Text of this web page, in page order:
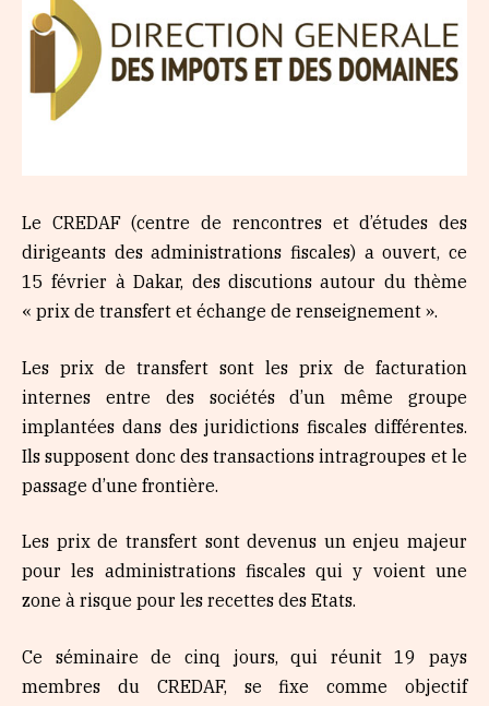
Le CREDAF (centre de rencontres et d’études des
dirigeants des administrations fiscales) a ouvert, ce
15 février à Dakar, des discutions autour du thème
« prix de transfert et échange de renseignement ».
Les prix de transfert sont les prix de facturation
internes entre des sociétés d’un même groupe
implantées dans des juridictions fiscales différentes.
Ils supposent donc des transactions intragroupes et le
passage d’une frontière.
Les prix de transfert sont devenus un enjeu majeur
pour les administrations fiscales qui y voient une
zone à risque pour les recettes des Etats.
Ce séminaire de cinq jours, qui réunit 19 pays
membres du CREDAF, se fixe comme objectif